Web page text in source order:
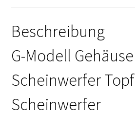
Beschreibung
G-Modell Gehäuse
Scheinwerfer Topf
Scheinwerfer